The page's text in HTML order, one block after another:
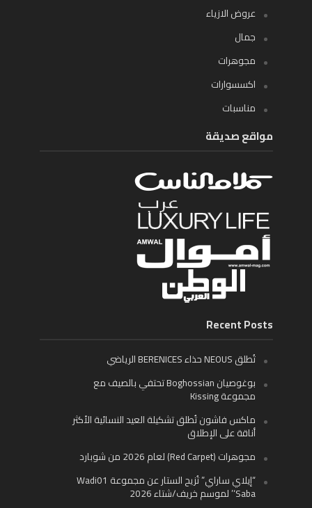
عروض الازياء
جمال
مجوهرات
اكسسوارات
مناسبات
مواقع صديقة
Recent Posts
تُطلق NEOUS حذاء BERENICES الرياضي
بوغوصيان Boghossian تحتفي بالصيف مع
مجموعة Kissing
ماكس فاشون تُطلق تشكيلة العيد النسائية الأكثر
أناقة على الإطلاق
مجوهرات (Red Carpet) لعام 2026 من شوبارد
“إيلاي ساراي” تُزيح الستار عن مجموعة Wadi01
‘Saba’ لموسم خريف/شتاء 2026